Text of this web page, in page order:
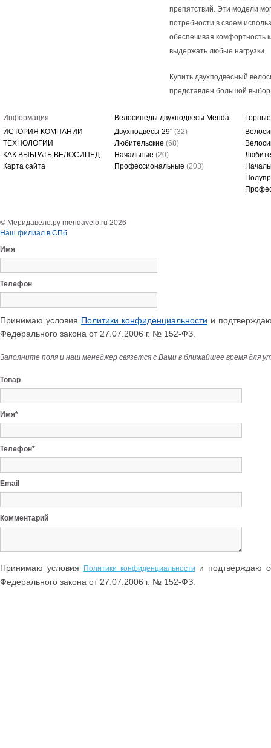
препятствий. Эти модели
потребности в своем
обеспечивая комфортность
выдержать любые нагрузки.
Купить двухподвесный
представлен большой выбор
Информация
ИСТОРИЯ КОМПАНИИ
ТЕХНОЛОГИИ
КАК ВЫБРАТЬ ВЕЛОСИПЕД
Карта сайта
Велосипеды двухподвесы Merida
Двухподвесы 29" (32)
Любительские (68)
Начальные (20)
Профессиональные (203)
© Меридавело.ру meridavelo.ru 2026
Наш филиал в СПб
Имя
Телефон
Принимаю условия Политики конфиденциальности и
Федерального закона от 27.07.2006 г. № 152-ФЗ.
Заполните поля и наш менеджер связется с Вами в ближайшее время для
Товар
Имя*
Телефон*
Email
Комментарий
Принимаю условия Политики конфиденциальности и подтверждаю
Федерального закона от 27.07.2006 г. № 152-ФЗ.